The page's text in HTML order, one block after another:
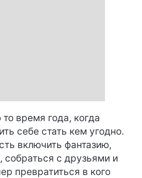
время года, когда
себе стать кем угодно.
включить фантазию,
собраться с друзьями и
превратиться в кого